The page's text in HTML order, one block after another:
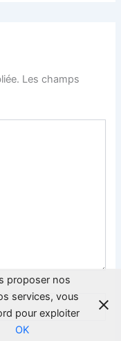
Les champs
proposer nos
services, vous
pour exploiter
OK